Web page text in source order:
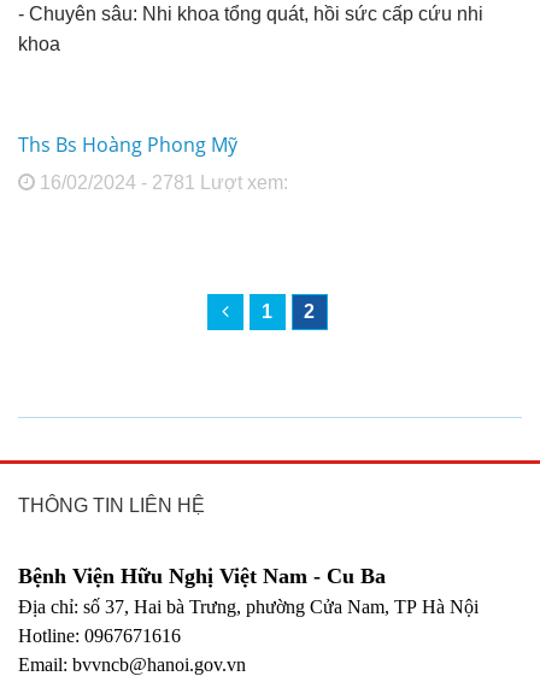
- Chuyên sâu: Nhi khoa tổng quát, hồi sức cấp cứu nhi
khoa
Ths Bs Hoàng Phong Mỹ
16/02/2024 - 2781 Lượt xem:
1 2
THÔNG TIN LIÊN HỆ
Bệnh Viện Hữu Nghị Việt Nam - Cu Ba
Địa chỉ: số 37, Hai bà Trưng, phường Cửa Nam, TP Hà Nội
Hotline: 0967671616
Email: bvvncb@hanoi.gov.vn